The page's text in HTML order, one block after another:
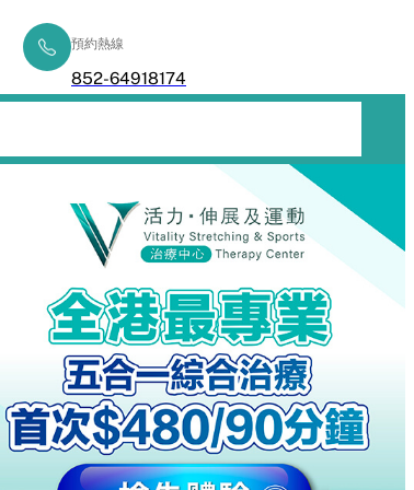
預約熱線
852-64918174